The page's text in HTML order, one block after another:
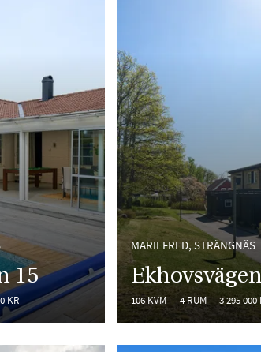
15
KR
MARIEFRED, STRÄNGNÄS
106 KVM 4 RUM 3 295 000